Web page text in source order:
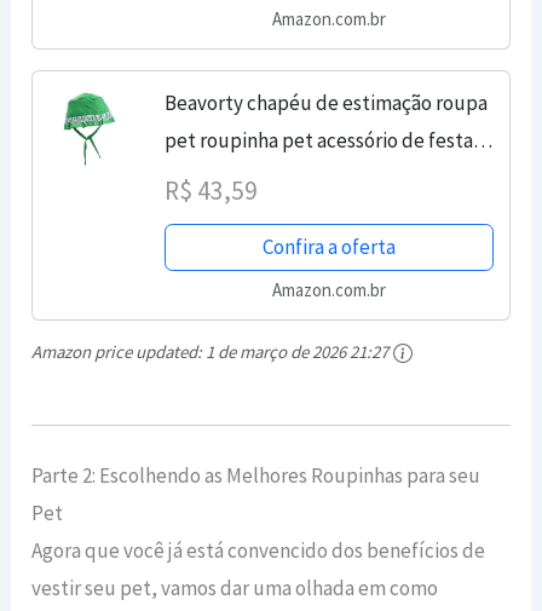
Amazon.com.br
Beavorty chapéu de estimação roupa
pet roupinha pet acessório de festa
para cachorro chapéu prático para
de estimação...
R$ 43,59
Confira a oferta
Amazon.com.br
Amazon price updated:1 de março de 2026 21:27
Parte 2: Escolhendo as Melhores Roupinhas para seu
Pet
Agora que você já está convencido dos benefícios de
vestir seu pet, vamos dar uma olhada em como